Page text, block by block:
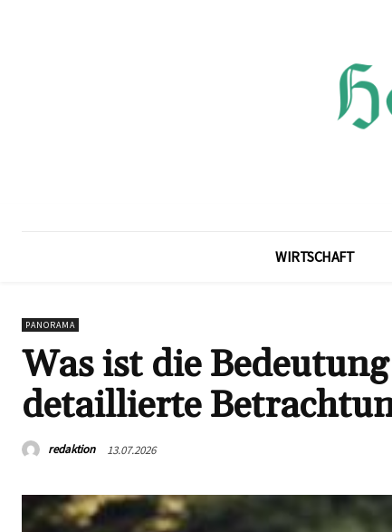
WIRTSCHAFT
PANORAMA
Was ist die
detaillierte
redaktion 13.07.2026